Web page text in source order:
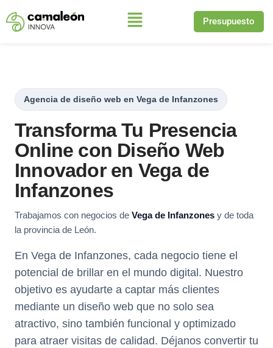
Saltar
Presupuesto
Agencia de diseño web en Vega de Infanzones
Transforma Tu Presencia
Online con Diseño Web
Innovador en Vega de
Infanzones
Trabajamos con negocios de Vega de Infanzones y de toda
la provincia de León.
En Vega de Infanzones, cada negocio tiene el
potencial de brillar en el mundo digital. Nuestro
objetivo es ayudarte a captar más clientes
mediante un diseño web que no solo sea
atractivo, sino también funcional y optimizado
para atraer visitas de calidad. Déjanos convertir tu